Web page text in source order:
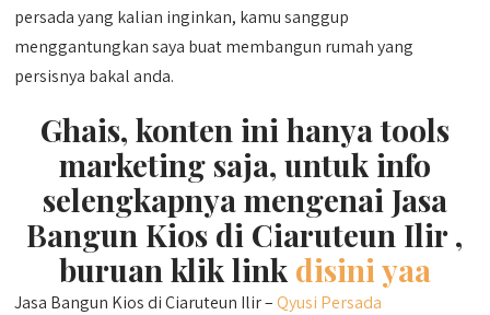
persada yang kalian inginkan, kamu sanggup
menggantungkan saya buat membangun rumah yang
persisnya bakal anda.
Ghais, konten ini hanya tools
marketing saja, untuk info
selengkapnya mengenai Jasa
Bangun Kios di Ciaruteun Ilir ,
buruan klik link disini yaa
Jasa Bangun Kios di Ciaruteun Ilir –Qyusi Persada